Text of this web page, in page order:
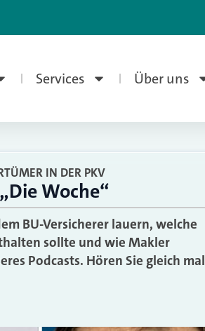
Services Über uns
IN DER PKV
Woche“
BU-Versicherer lauern, welche
sollte und wie Makler
Podcasts. Hören Sie gleich mal